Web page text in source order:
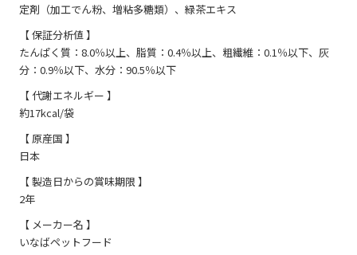
定剤（加工でん粉、増粘多糖類）、緑茶エキス
【 保証分析値 】
たんぱく質：8.0％以上、脂質：0.4％以上、粗繊維：0.1％以下、灰
分：0.9％以下、水分：90.5％以下
【 代謝エネルギー 】
約17kcal/袋
【 原産国 】
日本
【 製造日からの賞味期限 】
2年
【 メーカー名 】
いなばペットフード